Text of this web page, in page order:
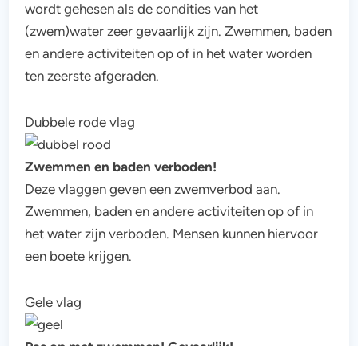
wordt gehesen als de condities van het
(zwem)water zeer gevaarlijk zijn. Zwemmen, baden
en andere activiteiten op of in het water worden
ten zeerste afgeraden.
Dubbele rode vlag
Zwemmen en baden verboden!
Deze vlaggen geven een zwemverbod aan.
Zwemmen, baden en andere activiteiten op of in
het water zijn verboden. Mensen kunnen hiervoor
een boete krijgen.
Gele vlag